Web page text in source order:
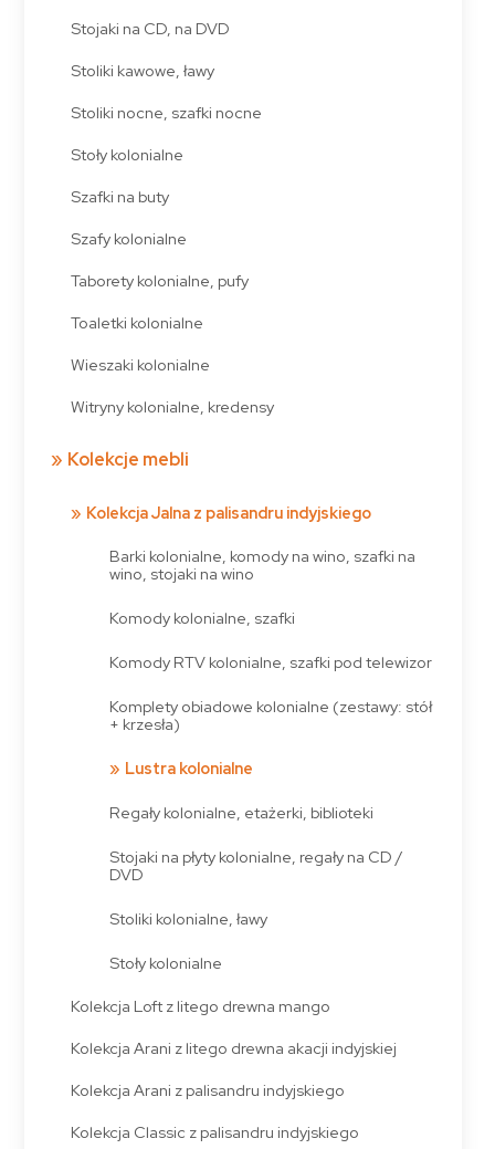
Stojaki na CD, na DVD
Stoliki kawowe, ławy
Stoliki nocne, szafki nocne
Stoły kolonialne
Szafki na buty
Szafy kolonialne
Taborety kolonialne, pufy
Toaletki kolonialne
Wieszaki kolonialne
Witryny kolonialne, kredensy
Kolekcje mebli
Kolekcja Jalna z palisandru indyjskiego
Barki kolonialne, komody na wino, szafki na
wino, stojaki na wino
Komody kolonialne, szafki
Komody RTV kolonialne, szafki pod telewizor
Komplety obiadowe kolonialne (zestawy: stół
+ krzesła)
Lustra kolonialne
Regały kolonialne, etażerki, biblioteki
Stojaki na płyty kolonialne, regały na CD /
DVD
Stoliki kolonialne, ławy
Stoły kolonialne
Kolekcja Loft z litego drewna mango
Kolekcja Arani z litego drewna akacji indyjskiej
Kolekcja Arani z palisandru indyjskiego
Kolekcja Classic z palisandru indyjskiego